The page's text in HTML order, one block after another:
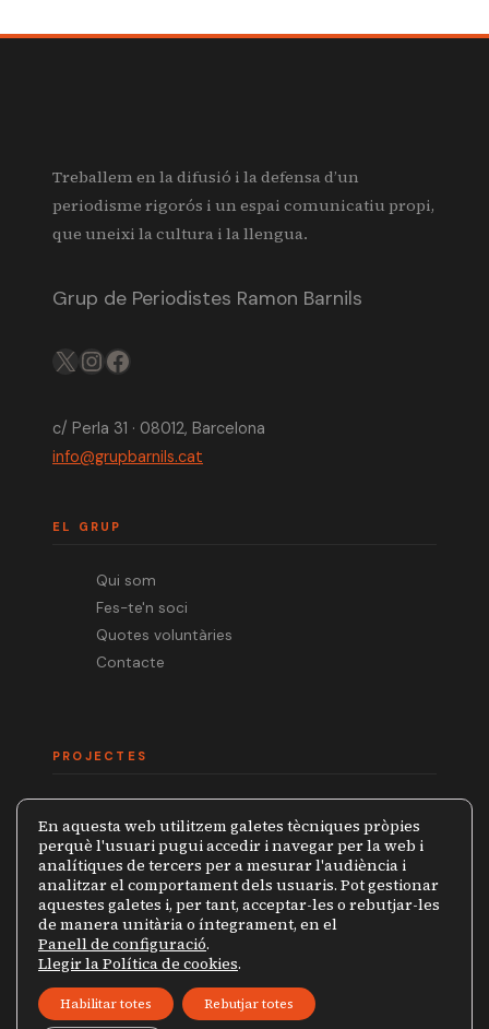
Treballem en la difusió i la defensa d’un
periodisme rigorós i un espai comunicatiu propi,
que uneixi la cultura i la llengua.
Grup de Periodistes Ramon Barnils
X IGFB
c/ Perla 31 · 08012, Barcelona
info@grupbarnils.cat
EL GRUP
Qui som
Fes-te'n soci
Quotes voluntàries
Contacte
PROJECTES
Premi Ramon Barnils
Col·lecció Periodistes
Mapa de la Censura
© 2026 Grup de Periodistes Ramon Barnils
En aquesta web utilitzem galetes tècniques pròpies
perquè l'usuari pugui accedir i navegar per la web i
analítiques de tercers per a mesurar l'audiència i
analitzar el comportament dels usuaris. Pot gestionar
aquestes galetes i, per tant, acceptar-les o rebutjar-les
de manera unitària o íntegrament, en el
Panell de configuració.
Llegir la Política de cookies.
Habilitar totes Rebutjar totes